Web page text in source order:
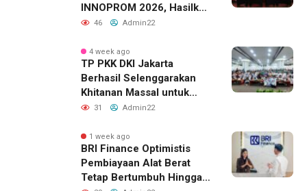
INNOPROM 2026, Hasilkan
Belasan Kerja Sama
46 Admin22
4 week ago
TP PKK DKI Jakarta
Berhasil Selenggarakan
Khitanan Massal untuk
Lebih dari 2.000 Anak:
Raih Penghargaan MURI
31 Admin22
1 week ago
BRI Finance Optimistis
Pembiayaan Alat Berat
Tetap Bertumbuh Hingga